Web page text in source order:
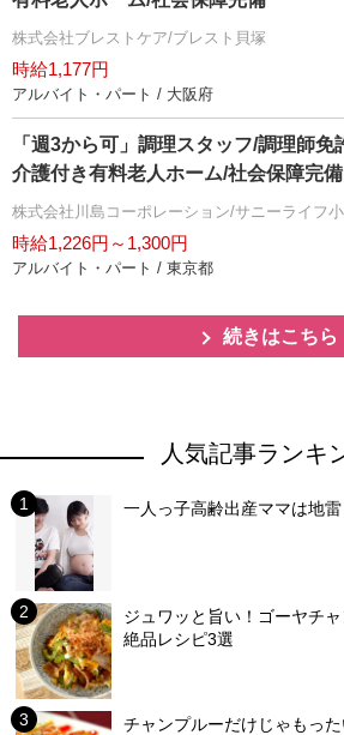
株式会社ブレストケア/ブレスト貝塚
時給1,177円
アルバイト・パート / 大阪府
「週3から可」調理スタッフ/調理師
介護付き有料老人ホーム/社会保障完備
株式会社川島コーポレーション/サニーライフ
時給1,226円～1,300円
アルバイト・パート / 東京都
続きはこちら
人気記事ランキ
一人っ子高齢出産ママは地雷
ジュワッと旨い！ゴーヤチ
絶品レシピ3選
チャンプルーだけじゃもっ